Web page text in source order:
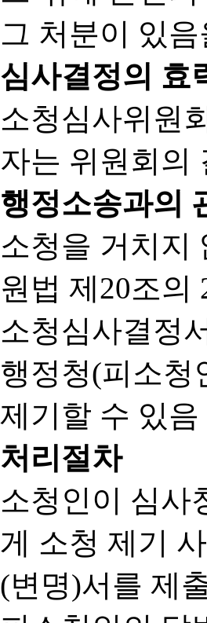
그 처분이 있
심사결정의 효
소청심사위원
자는 위원회의
행정소송과의
소청을 거치지
원법 제20조의
소청심사결정
행정청(피소청
제기할 수 있음
처리절차
소청인이 심사
게 소청 제기
(변명)서를 제